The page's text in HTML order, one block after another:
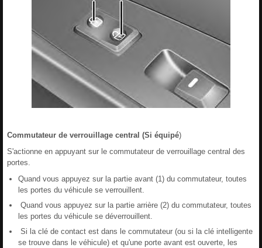
Commutateur de verrouillage central (Si équipé)
S'actionne en appuyant sur le commutateur de verrouillage central des
portes.
Quand vous appuyez sur la partie avant (1) du commutateur, toutes
les portes du véhicule se verrouillent.
Quand vous appuyez sur la partie arrière (2) du commutateur, toutes
les portes du véhicule se déverrouillent.
Si la clé de contact est dans le commutateur (ou si la clé intelligente
se trouve dans le véhicule) et qu'une porte avant est ouverte, les